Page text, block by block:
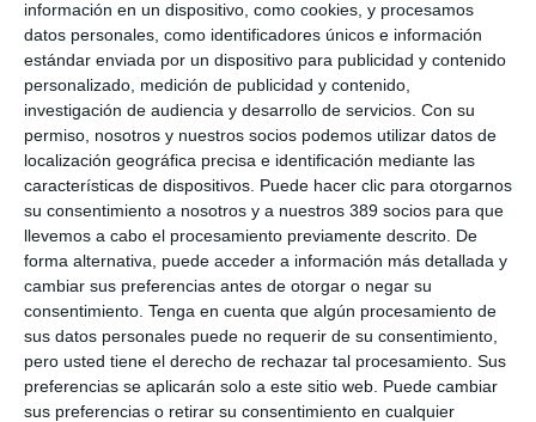
información en un dispositivo, como cookies, y procesamos
datos personales, como identificadores únicos e información
estándar enviada por un dispositivo para publicidad y contenido
personalizado, medición de publicidad y contenido,
investigación de audiencia y desarrollo de servicios. Con su
permiso, nosotros y nuestros socios podemos utilizar datos de
localización geográfica precisa e identificación mediante las
características de dispositivos. Puede hacer clic para otorgarnos
su consentimiento a nosotros y a nuestros 389 socios para que
llevemos a cabo el procesamiento previamente descrito. De
forma alternativa, puede acceder a información más detallada y
cambiar sus preferencias antes de otorgar o negar su
consentimiento. Tenga en cuenta que algún procesamiento de
sus datos personales puede no requerir de su consentimiento,
pero usted tiene el derecho de rechazar tal procesamiento. Sus
preferencias se aplicarán solo a este sitio web. Puede cambiar
sus preferencias o retirar su consentimiento en cualquier
y apoyo a la internacionalización.
SIL Barcelona se ha consolidado como uno de los principales
puntos de encuentro internacionales para la logística y supply
chain. En la edición de 2025, reunió a más de 15.000 visitantes
y 650 empresas participantes, con representación de más de
80 países.
Según datos del Ministerio de Transportes y Movilidad
Sostenible, el sector logístico y del transporte representa
aproximadamente el 10% del PIB nacional y genera más de un
millón de empleos directos e indirectos en España.
Si quiere recibir diariamente y GRATIS noticias como esta,
pinche aquí.
LO ÚLTIMO